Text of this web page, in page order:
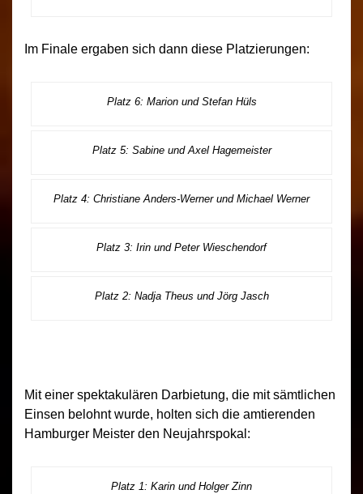
Im Finale ergaben sich dann diese Platzierungen:
Platz 6: Marion und Stefan Hüls
Platz 5: Sabine und Axel Hagemeister
Platz 4: Christiane Anders-Werner und Michael Werner
Platz 3: Irin und Peter Wieschendorf
Platz 2: Nadja Theus und Jörg Jasch
Mit einer spektakulären Darbietung, die mit sämtlichen
Einsen belohnt wurde, holten sich die amtierenden
Hamburger Meister den Neujahrspokal:
Platz 1: Karin und Holger Zinn